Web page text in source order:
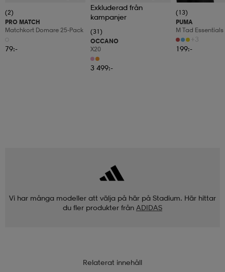
(2)
PRO MATCH
Matchkort Domare 25-Pack
79:-
Exkluderad från
kampanjer
(31)
OCCANO
X20
3 499:-
(13)
PUMA
M Tad
Tee
+3
199:-
Vi har många modeller att välja på här på Stadium. Här hittar
du fler produkter från ADIDAS
Relaterat innehåll